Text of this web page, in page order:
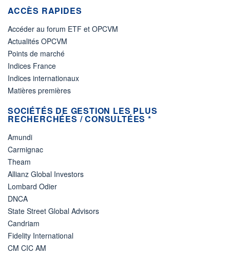
ACCÈS RAPIDES
Accéder au forum ETF et OPCVM
Actualités OPCVM
Points de marché
Indices France
Indices internationaux
Matières premières
SOCIÉTÉS DE GESTION LES PLUS
RECHERCHÉES / CONSULTÉES *
Amundi
Carmignac
Theam
Allianz Global Investors
Lombard Odier
DNCA
State Street Global Advisors
Candriam
Fidelity International
CM CIC AM